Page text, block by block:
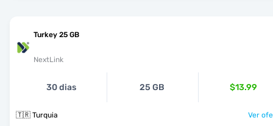
Turkey 25 GB
NextLink
30 dias 25 GB $13.99
🇹🇷 Turquia Ver